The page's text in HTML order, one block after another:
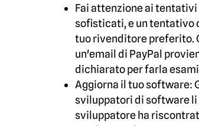
Fai attenzione ai
sofisticati, e un tentativo
tuo rivenditore preferito.
un'email di PayPal
dichiarato per farla
Aggiorna il tuo software:
sviluppatori di software li
sviluppatore ha